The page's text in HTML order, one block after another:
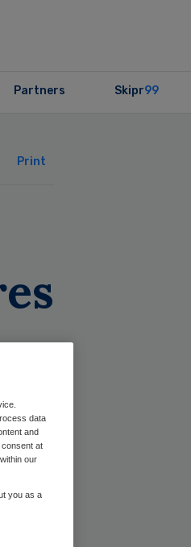
Partners Skipr99
Print
data
and
at
our
you as a